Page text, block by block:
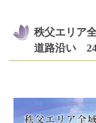
秩父エリア
道路沿い